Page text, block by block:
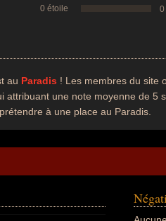
0 étoile
0
au Paradis ! Les membres du site
attribuant une note moyenne de 5
à une place au Paradis.